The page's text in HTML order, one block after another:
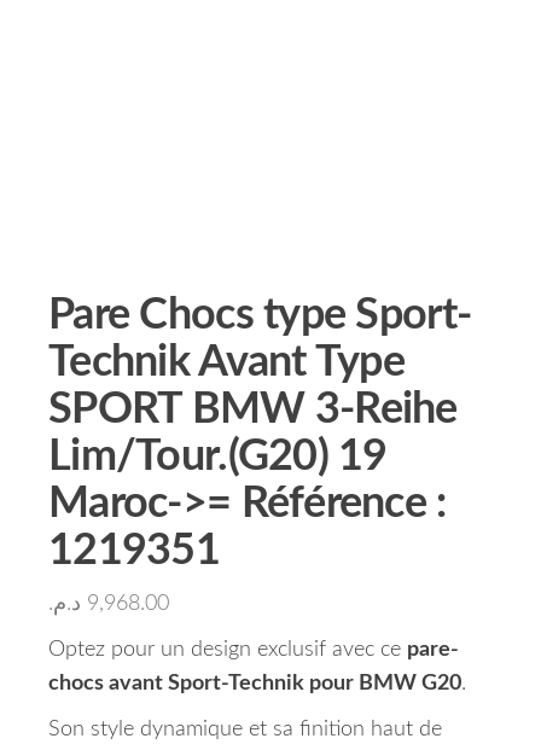
Pare Chocs type Sport-
Technik Avant Type
SPORT BMW 3-Reihe
Lim/Tour.(G20) 19
Maroc->= Référence :
1219351
9,968.00 د.م.
Optez pour un design exclusif avec ce pare-
chocs avant Sport-Technik pour BMW G20.
Son style dynamique et sa finition haut de